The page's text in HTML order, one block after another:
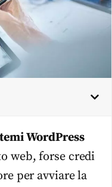
temi WordPress
web, forse credi
per avviare la